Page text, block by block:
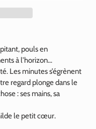
pouls en
à l’horizon…
Les minutes s’égrènent
regard plonge dans le
: ses mains, sa
le petit cœur.